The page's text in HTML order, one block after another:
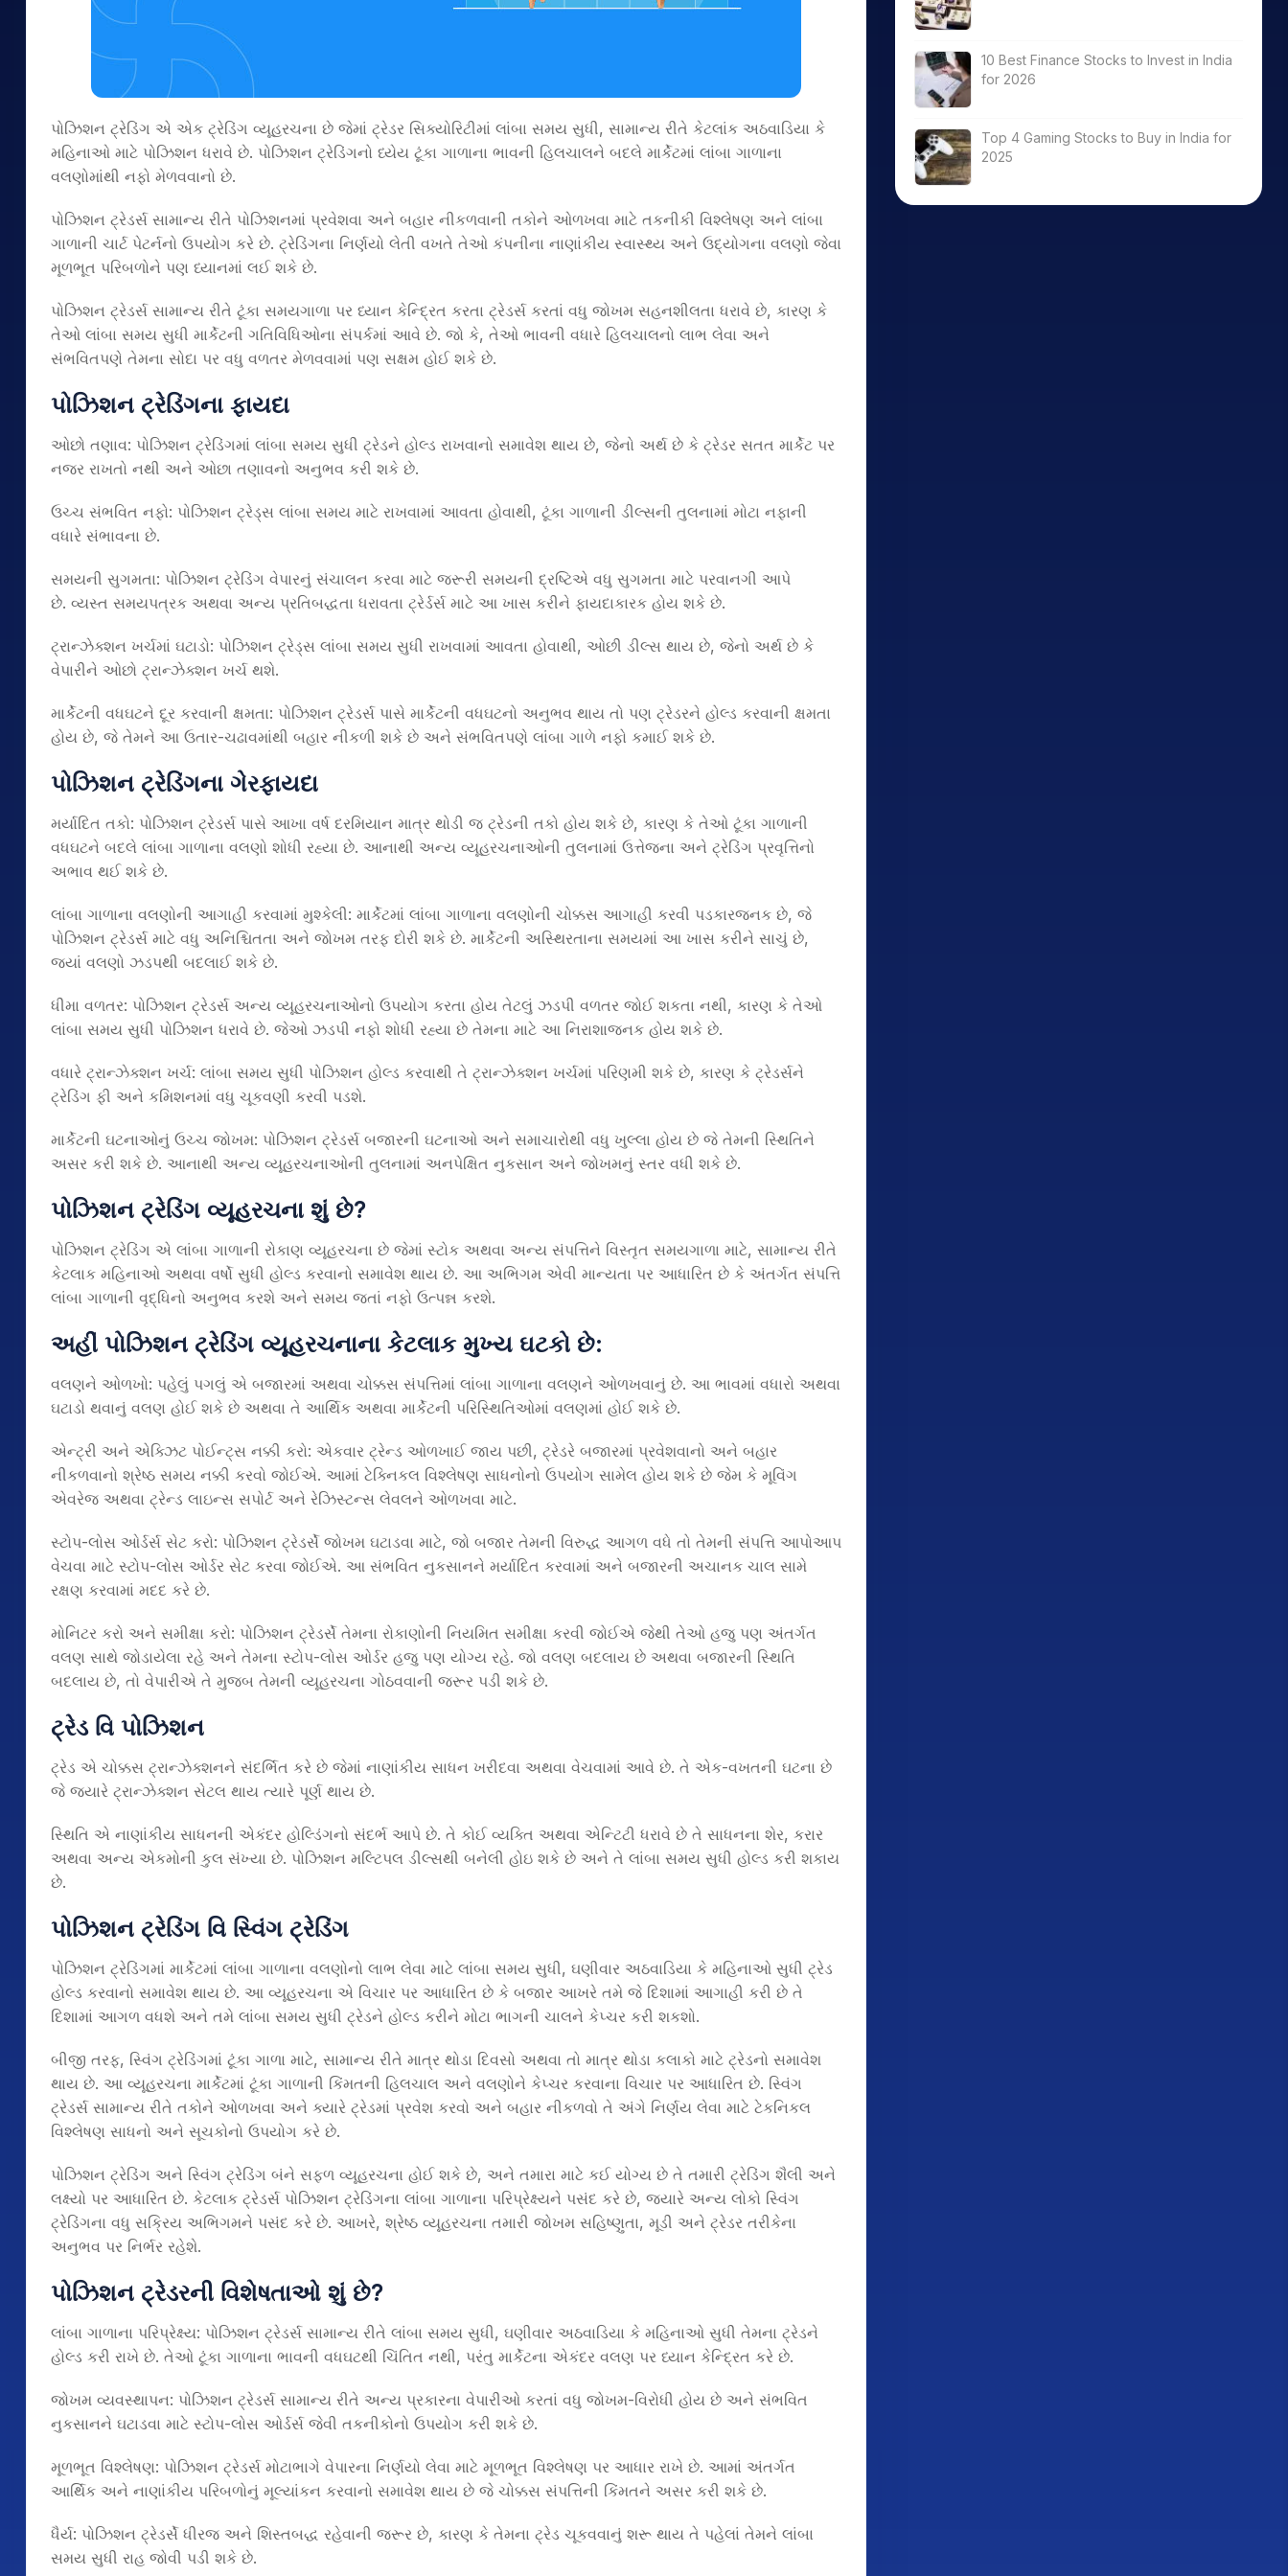
પોઝિશન ટ્રેડિંગ એ એક ટ્રેડિંગ વ્યૂહરચના છે જેમાં ટ્રેડર સિક્યોરિટીમાં લાંબા સમય સુધી, સામાન્ય રીતે કેટલાંક અઠવાડિયા કે
મહિનાઓ માટે પોઝિશન ધરાવે છે. પોઝિશન ટ્રેડિંગનો ધ્યેય ટૂંકા ગાળાના ભાવની હિલચાલને બદલે માર્કેટમાં લાંબા ગાળાના
વલણોમાંથી નફો મેળવવાનો છે.
પોઝિશન ટ્રેડર્સ સામાન્ય રીતે પોઝિશનમાં પ્રવેશવા અને બહાર નીકળવાની તકોને ઓળખવા માટે તકનીકી વિશ્લેષણ અને લાંબા
ગાળાની ચાર્ટ પેટર્નનો ઉપયોગ કરે છે. ટ્રેડિંગના નિર્ણયો લેતી વખતે તેઓ કંપનીના નાણાંકીય સ્વાસ્થ્ય અને ઉદ્યોગના વલણો જેવા
મૂળભૂત પરિબળોને પણ ધ્યાનમાં લઈ શકે છે.
પોઝિશન ટ્રેડર્સ સામાન્ય રીતે ટૂંકા સમયગાળા પર ધ્યાન કેન્દ્રિત કરતા ટ્રેડર્સ કરતાં વધુ જોખમ સહનશીલતા ધરાવે છે, કારણ કે
તેઓ લાંબા સમય સુધી માર્કેટની ગતિવિધિઓના સંપર્કમાં આવે છે. જો કે, તેઓ ભાવની વધારે હિલચાલનો લાભ લેવા અને
સંભવિતપણે તેમના સોદા પર વધુ વળતર મેળવવામાં પણ સક્ષમ હોઈ શકે છે.
પોઝિશન ટ્રેડિંગના ફાયદા
ઓછો તણાવ: પોઝિશન ટ્રેડિંગમાં લાંબા સમય સુધી ટ્રેડને હોલ્ડ રાખવાનો સમાવેશ થાય છે, જેનો અર્થ છે કે ટ્રેડર સતત માર્કેટ પર
નજર રાખતો નથી અને ઓછા તણાવનો અનુભવ કરી શકે છે.
ઉચ્ચ સંભવિત નફો: પોઝિશન ટ્રેડ્સ લાંબા સમય માટે રાખવામાં આવતા હોવાથી, ટૂંકા ગાળાની ડીલ્સની તુલનામાં મોટા નફાની
વધારે સંભાવના છે.
સમયની સુગમતા: પોઝિશન ટ્રેડિંગ વેપારનું સંચાલન કરવા માટે જરૂરી સમયની દ્રષ્ટિએ વધુ સુગમતા માટે પરવાનગી આપે
છે. વ્યસ્ત સમયપત્રક અથવા અન્ય પ્રતિબદ્ધતા ધરાવતા ટ્રેર્ડર્સ માટે આ ખાસ કરીને ફાયદાકારક હોય શકે છે.
ટ્રાન્ઝેક્શન ખર્ચમાં ઘટાડો: પોઝિશન ટ્રેડ્સ લાંબા સમય સુધી રાખવામાં આવતા હોવાથી, ઓછી ડીલ્સ થાય છે, જેનો અર્થ છે કે
વેપારીને ઓછો ટ્રાન્ઝેક્શન ખર્ચ થશે.
માર્કેટની વધઘટને દૂર કરવાની ક્ષમતા: પોઝિશન ટ્રેડર્સ પાસે માર્કેટની વધઘટનો અનુભવ થાય તો પણ ટ્રેડરને હોલ્ડ કરવાની ક્ષમતા
હોય છે, જે તેમને આ ઉતાર-ચઢાવમાંથી બહાર નીકળી શકે છે અને સંભવિતપણે લાંબા ગાળે નફો કમાઈ શકે છે.
પોઝિશન ટ્રેડિંગના ગેરફાયદા
મર્યાદિત તકો: પોઝિશન ટ્રેડર્સ પાસે આખા વર્ષ દરમિયાન માત્ર થોડી જ ટ્રેડની તકો હોય શકે છે, કારણ કે તેઓ ટૂંકા ગાળાની
વધઘટને બદલે લાંબા ગાળાના વલણો શોધી રહ્યા છે. આનાથી અન્ય વ્યૂહરચનાઓની તુલનામાં ઉત્તેજના અને ટ્રેડિંગ પ્રવૃત્તિનો
અભાવ થઈ શકે છે.
લાંબા ગાળાના વલણોની આગાહી કરવામાં મુશ્કેલી: માર્કેટમાં લાંબા ગાળાના વલણોની ચોક્કસ આગાહી કરવી પડકારજનક છે, જે
પોઝિશન ટ્રેડર્સ માટે વધુ અનિશ્ચિતતા અને જોખમ તરફ દોરી શકે છે. માર્કેટની અસ્થિરતાના સમયમાં આ ખાસ કરીને સાચું છે,
જ્યાં વલણો ઝડપથી બદલાઈ શકે છે.
ધીમા વળતર: પોઝિશન ટ્રેડર્સ અન્ય વ્યૂહરચનાઓનો ઉપયોગ કરતા હોય તેટલું ઝડપી વળતર જોઈ શકતા નથી, કારણ કે તેઓ
લાંબા સમય સુધી પોઝિશન ધરાવે છે. જેઓ ઝડપી નફો શોધી રહ્યા છે તેમના માટે આ નિરાશાજનક હોય શકે છે.
વધારે ટ્રાન્ઝેક્શન ખર્ચ: લાંબા સમય સુધી પોઝિશન હોલ્ડ કરવાથી તે ટ્રાન્ઝેક્શન ખર્ચમાં પરિણમી શકે છે, કારણ કે ટ્રેડર્સને
ટ્રેડિંગ ફી અને કમિશનમાં વધુ ચૂકવણી કરવી પડશે.
માર્કેટની ઘટનાઓનું ઉચ્ચ જોખમ: પોઝિશન ટ્રેડર્સ બજારની ઘટનાઓ અને સમાચારોથી વધુ ખુલ્લા હોય છે જે તેમની સ્થિતિને
અસર કરી શકે છે. આનાથી અન્ય વ્યૂહરચનાઓની તુલનામાં અનપેક્ષિત નુકસાન અને જોખમનું સ્તર વધી શકે છે.
પોઝિશન ટ્રેડિંગ વ્યૂહરચના શું છે?
પોઝિશન ટ્રેડિંગ એ લાંબા ગાળાની રોકાણ વ્યૂહરચના છે જેમાં સ્ટોક અથવા અન્ય સંપત્તિને વિસ્તૃત સમયગાળા માટે, સામાન્ય રીતે
કેટલાક મહિનાઓ અથવા વર્ષો સુધી હોલ્ડ કરવાનો સમાવેશ થાય છે. આ અભિગમ એવી માન્યતા પર આધારિત છે કે અંતર્ગત સંપત્તિ
લાંબા ગાળાની વૃદ્ધિનો અનુભવ કરશે અને સમય જતાં નફો ઉત્પન્ન કરશે.
અહીં પોઝિશન ટ્રેડિંગ વ્યૂહરચનાના કેટલાક મુખ્ય ઘટકો છે:
વલણને ઓળખો: પહેલું પગલું એ બજારમાં અથવા ચોક્કસ સંપત્તિમાં લાંબા ગાળાના વલણને ઓળખવાનું છે. આ ભાવમાં વધારો અથવા
ઘટાડો થવાનું વલણ હોઈ શકે છે અથવા તે આર્થિક અથવા માર્કેટની પરિસ્થિતિઓમાં વલણમાં હોઈ શકે છે.
એન્ટ્રી અને એક્ઝિટ પોઈન્ટ્સ નક્કી કરો: એકવાર ટ્રેન્ડ ઓળખાઈ જાય પછી, ટ્રેડરે બજારમાં પ્રવેશવાનો અને બહાર
નીકળવાનો શ્રેષ્ઠ સમય નક્કી કરવો જોઈએ. આમાં ટેક્નિકલ વિશ્લેષણ સાધનોનો ઉપયોગ સામેલ હોય શકે છે જેમ કે મૂવિંગ
એવરેજ અથવા ટ્રેન્ડ લાઇન્સ સપોર્ટ અને રેઝિસ્ટન્સ લેવલને ઓળખવા માટે.
સ્ટોપ-લોસ ઓર્ડર્સ સેટ કરો: પોઝિશન ટ્રેડર્સે જોખમ ઘટાડવા માટે, જો બજાર તેમની વિરુદ્ધ આગળ વધે તો તેમની સંપત્તિ આપોઆપ
વેચવા માટે સ્ટોપ-લોસ ઓર્ડર સેટ કરવા જોઈએ. આ સંભવિત નુકસાનને મર્યાદિત કરવામાં અને બજારની અચાનક ચાલ સામે
રક્ષણ કરવામાં મદદ કરે છે.
મોનિટર કરો અને સમીક્ષા કરો: પોઝિશન ટ્રેડર્સે તેમના રોકાણોની નિયમિત સમીક્ષા કરવી જોઈએ જેથી તેઓ હજુ પણ અંતર્ગત
વલણ સાથે જોડાયેલા રહે અને તેમના સ્ટોપ-લોસ ઓર્ડર હજુ પણ યોગ્ય રહે. જો વલણ બદલાય છે અથવા બજારની સ્થિતિ
બદલાય છે, તો વેપારીએ તે મુજબ તેમની વ્યૂહરચના ગોઠવવાની જરૂર પડી શકે છે.
ટ્રેડ વિ પોઝિશન
ટ્રેડ એ ચોક્કસ ટ્રાન્ઝેક્શનને સંદર્ભિત કરે છે જેમાં નાણાંકીય સાધન ખરીદવા અથવા વેચવામાં આવે છે. તે એક-વખતની ઘટના છે
જે જ્યારે ટ્રાન્ઝેક્શન સેટલ થાય ત્યારે પૂર્ણ થાય છે.
સ્થિતિ એ નાણાંકીય સાધનની એકંદર હોલ્ડિંગનો સંદર્ભ આપે છે. તે કોઈ વ્યક્તિ અથવા એન્ટિટી ધરાવે છે તે સાધનના શેર, કરાર
અથવા અન્ય એકમોની કુલ સંખ્યા છે. પોઝિશન મલ્ટિપલ ડીલ્સથી બનેલી હોઇ શકે છે અને તે લાંબા સમય સુધી હોલ્ડ કરી શકાય
છે.
પોઝિશન ટ્રેડિંગ વિ સ્વિંગ ટ્રેડિંગ
પોઝિશન ટ્રેડિંગમાં માર્કેટમાં લાંબા ગાળાના વલણોનો લાભ લેવા માટે લાંબા સમય સુધી, ઘણીવાર અઠવાડિયા કે મહિનાઓ સુધી ટ્રેડ
હોલ્ડ કરવાનો સમાવેશ થાય છે. આ વ્યૂહરચના એ વિચાર પર આધારિત છે કે બજાર આખરે તમે જે દિશામાં આગાહી કરી છે તે
દિશામાં આગળ વધશે અને તમે લાંબા સમય સુધી ટ્રેડને હોલ્ડ કરીને મોટા ભાગની ચાલને કેપ્ચર કરી શકશો.
બીજી તરફ, સ્વિંગ ટ્રેડિંગમાં ટૂંકા ગાળા માટે, સામાન્ય રીતે માત્ર થોડા દિવસો અથવા તો માત્ર થોડા કલાકો માટે ટ્રેડનો સમાવેશ
થાય છે. આ વ્યૂહરચના માર્કેટમાં ટૂંકા ગાળાની કિંમતની હિલચાલ અને વલણોને કેપ્ચર કરવાના વિચાર પર આધારિત છે. સ્વિંગ
ટ્રેડર્સ સામાન્ય રીતે તકોને ઓળખવા અને ક્યારે ટ્રેડમાં પ્રવેશ કરવો અને બહાર નીકળવો તે અંગે નિર્ણય લેવા માટે ટેકનિકલ
વિશ્લેષણ સાધનો અને સૂચકોનો ઉપયોગ કરે છે.
પોઝિશન ટ્રેડિંગ અને સ્વિંગ ટ્રેડિંગ બંને સફળ વ્યૂહરચના હોઈ શકે છે, અને તમારા માટે કઈ યોગ્ય છે તે તમારી ટ્રેડિંગ શૈલી અને
લક્ષ્યો પર આધારિત છે. કેટલાક ટ્રેડર્સ પોઝિશન ટ્રેડિંગના લાંબા ગાળાના પરિપ્રેક્ષ્યને પસંદ કરે છે, જ્યારે અન્ય લોકો સ્વિંગ
ટ્રેડિંગના વધુ સક્રિય અભિગમને પસંદ કરે છે. આખરે, શ્રેષ્ઠ વ્યૂહરચના તમારી જોખમ સહિષ્ણુતા, મૂડી અને ટ્રેડર તરીકેના
અનુભવ પર નિર્ભર રહેશે.
પોઝિશન ટ્રેડરની વિશેષતાઓ શું છે?
લાંબા ગાળાના પરિપ્રેક્ષ્ય: પોઝિશન ટ્રેડર્સ સામાન્ય રીતે લાંબા સમય સુધી, ઘણીવાર અઠવાડિયા કે મહિનાઓ સુધી તેમના ટ્રેડને
હોલ્ડ કરી રાખે છે. તેઓ ટૂંકા ગાળાના ભાવની વધઘટથી ચિંતિત નથી, પરંતુ માર્કેટના એકંદર વલણ પર ધ્યાન કેન્દ્રિત કરે છે.
જોખમ વ્યવસ્થાપન: પોઝિશન ટ્રેડર્સ સામાન્ય રીતે અન્ય પ્રકારના વેપારીઓ કરતાં વધુ જોખમ-વિરોધી હોય છે અને સંભવિત
નુકસાનને ઘટાડવા માટે સ્ટોપ-લોસ ઓર્ડર્સ જેવી તકનીકોનો ઉપયોગ કરી શકે છે.
મૂળભૂત વિશ્લેષણ: પોઝિશન ટ્રેડર્સ મોટાભાગે વેપારના નિર્ણયો લેવા માટે મૂળભૂત વિશ્લેષણ પર આધાર રાખે છે. આમાં અંતર્ગત
આર્થિક અને નાણાંકીય પરિબળોનું મૂલ્યાંકન કરવાનો સમાવેશ થાય છે જે ચોક્કસ સંપત્તિની કિંમતને અસર કરી શકે છે.
ધૈર્ય: પોઝિશન ટ્રેડર્સે ધીરજ અને શિસ્તબદ્ધ રહેવાની જરૂર છે, કારણ કે તેમના ટ્રેડ ચૂકવવાનું શરૂ થાય તે પહેલાં તેમને લાંબા
સમય સુધી રાહ જોવી પડી શકે છે.
10 Best Finance Stocks to Invest in India
for 2026
Top 4 Gaming Stocks to Buy in India for
2025